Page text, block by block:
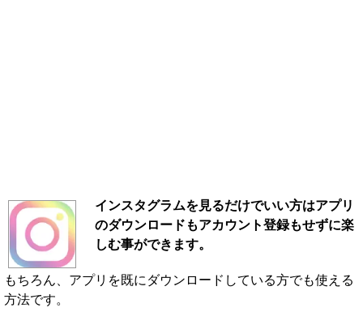
インスタグラムを見るだけでいい方はアプリ
のダウンロードもアカウント登録もせずに楽
しむ事ができます。
もちろん、アプリを既にダウンロードしている方でも使える
方法です。